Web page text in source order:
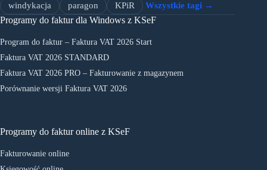
windykacja
paragon KPiR Wszystkie tagi →
Programy do faktur dla Windows z KSeF
Program do faktur – Faktura VAT 2026 Start
Faktura VAT 2026 STANDARD
Faktura VAT 2026 PRO – Fakturowanie z magazynem
Porównanie wersji Faktura VAT 2026
Programy do faktur online z KSeF
Fakturowanie online